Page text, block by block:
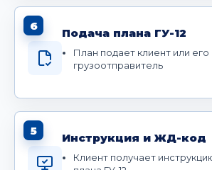
6
Подача плана ГУ-12
План подает клиент или его
грузоотправитель
5
Инструкция и ЖД-код
Клиент получает